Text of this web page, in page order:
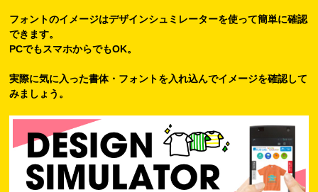
フォントのイメージはデザインシュミレーターを使って簡単に確認
できます。
PCでもスマホからでもOK。
実際に気に入った書体・フォントを入れ込んでイメージを確認して
みましょう。